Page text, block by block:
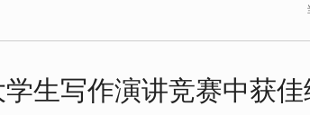
生写作演讲竞赛中获佳